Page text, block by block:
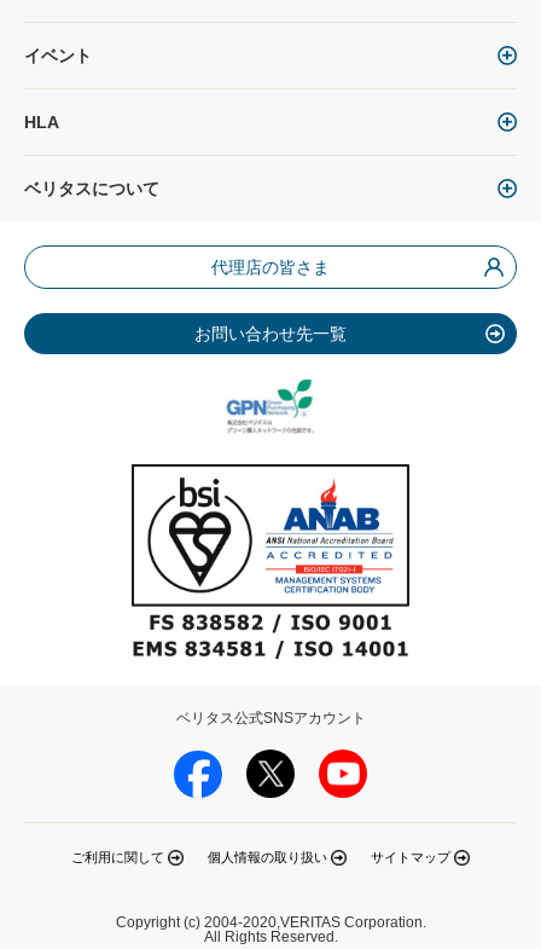
イベント
HLA
ベリタスについて
代理店の皆さま
お問い合わせ先一覧
ご利用に関して 個人情報の取り扱い サイトマップ
ベリタス公式SNSアカウント
Copyright (c) 2004-2020,VERITAS Corporation.
All Rights Reserved.